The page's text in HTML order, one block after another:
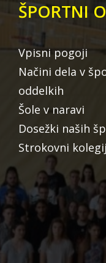
ŠPORTNI
Vpisni pogoji
Načini dela v
oddelkih
Šole v naravi
Dosežki naših
Strokovni kolegij